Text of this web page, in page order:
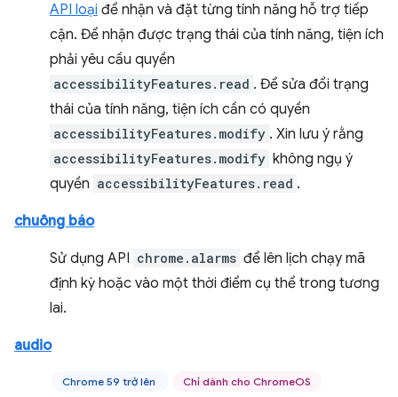
API loại để nhận và đặt từng tính năng hỗ trợ tiếp
cận. Để nhận được trạng thái của tính năng, tiện ích
phải yêu cầu quyền
accessibilityFeatures.read . Để sửa đổi trạng
thái của tính năng, tiện ích cần có quyền
accessibilityFeatures.modify . Xin lưu ý rằng
accessibilityFeatures.modify không ngụ ý
quyền accessibilityFeatures.read .
chuông báo
Sử dụng API chrome.alarms để lên lịch chạy mã
định kỳ hoặc vào một thời điểm cụ thể trong tương
lai.
audio
Chrome 59 trở lên Chỉ dành cho ChromeOS